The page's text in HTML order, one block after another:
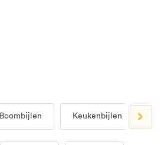
Boombijlen Keukenbijlen